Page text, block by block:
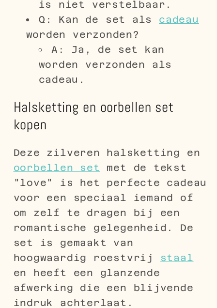
is niet verstelbaar.
Q: Kan de set als cadeau
worden verzonden?
A: Ja, de set kan
worden verzonden als
cadeau.
Halsketting en oorbellen set
kopen
Deze zilveren halsketting en
oorbellen set
met de tekst
"love" is het perfecte cadeau
voor een speciaal iemand of
om zelf te dragen bij een
romantische gelegenheid. De
set is gemaakt van
hoogwaardig roestvrij
staal
en heeft een glanzende
afwerking die een blijvende
indruk achterlaat.